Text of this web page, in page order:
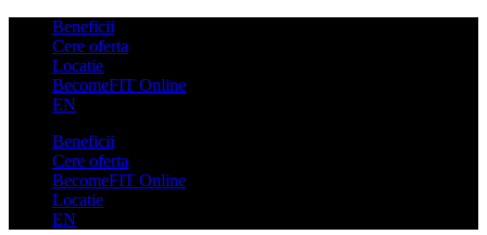
Beneficii
Cere oferta
Locatie
BecomeFIT Online
EN
Beneficii
Cere oferta
BecomeFIT Online
Locatie
EN